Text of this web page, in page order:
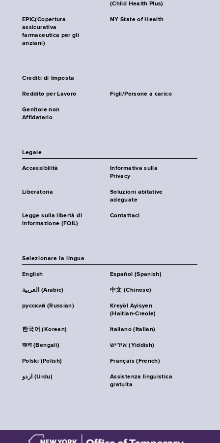
(Child Health Plus)
EPIC(Copertura
assicurativa
farmaceutica per gli
anziani)
NY State of Health
Crediti di Imposta
Reddito per Lavoro Figli/Persone a carico
Genitore non
Affidatario
Legale
Accessibilità
Informativa sulla
Privacy
Liberatoria
Soluzioni abitative
adeguate
Legge sulla libertà di
informazione (FOIL)
Contattaci
Selezionare la lingua
English Español (Spanish)
العربية (Arabic) 中文 (Chinese)
русский (Russian)
Kreyòl Ayisyen
(Haitian-Creole)
한국어 (Korean) Italiano (Italian)
বাংলা (Bengali) אידיש (Yiddish)
Polski (Polish) Français (French)
اردو (Urdu)
Assistenza linguistica
gratuita